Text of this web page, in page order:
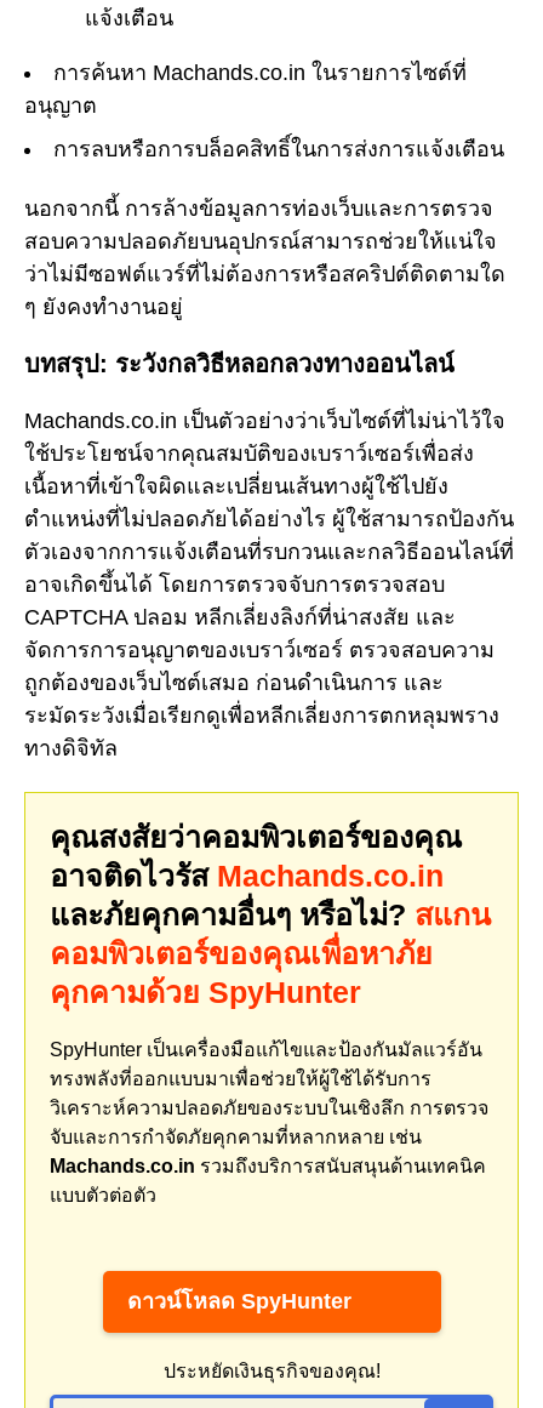
แจ้งเตือน
การค้นหา Machands.co.in ในรายการไซต์ที่
อนุญาต
การลบหรือการบล็อคสิทธิ์ในการส่งการแจ้งเตือน
นอกจากนี้ การล้างข้อมูลการท่องเว็บและการตรวจ
สอบความปลอดภัยบนอุปกรณ์สามารถช่วยให้แน่ใจ
ว่าไม่มีซอฟต์แวร์ที่ไม่ต้องการหรือสคริปต์ติดตามใด
ๆ ยังคงทำงานอยู่
บทสรุป: ระวังกลวิธีหลอกลวงทางออนไลน์
Machands.co.in เป็นตัวอย่างว่าเว็บไซต์ที่ไม่น่าไว้ใจ
ใช้ประโยชน์จากคุณสมบัติของเบราว์เซอร์เพื่อส่ง
เนื้อหาที่เข้าใจผิดและเปลี่ยนเส้นทางผู้ใช้ไปยัง
ตำแหน่งที่ไม่ปลอดภัยได้อย่างไร ผู้ใช้สามารถป้องกัน
ตัวเองจากการแจ้งเตือนที่รบกวนและกลวิธีออนไลน์ที่
อาจเกิดขึ้นได้ โดยการตรวจจับการตรวจสอบ
CAPTCHA ปลอม หลีกเลี่ยงลิงก์ที่น่าสงสัย และ
จัดการการอนุญาตของเบราว์เซอร์ ตรวจสอบความ
ถูกต้องของเว็บไซต์เสมอ ก่อนดำเนินการ และ
ระมัดระวังเมื่อเรียกดูเพื่อหลีกเลี่ยงการตกหลุมพราง
ทางดิจิทัล
คุณสงสัยว่าคอมพิวเตอร์ของคุณ
อาจติดไวรัส Machands.co.in
และภัยคุกคามอื่นๆ หรือไม่? สแกน
คอมพิวเตอร์ของคุณเพื่อหาภัย
คุกคามด้วย SpyHunter
SpyHunter เป็นเครื่องมือแก้ไขและป้องกันมัลแวร์อัน
ทรงพลังที่ออกแบบมาเพื่อช่วยให้ผู้ใช้ได้รับการ
วิเคราะห์ความปลอดภัยของระบบในเชิงลึก การตรวจ
จับและการกำจัดภัยคุกคามที่หลากหลาย เช่น
Machands.co.in รวมถึงบริการสนับสนุนด้านเทคนิค
แบบตัวต่อตัว
ดาวน์โหลด SpyHunter
ประหยัดเงินธุรกิจของคุณ!